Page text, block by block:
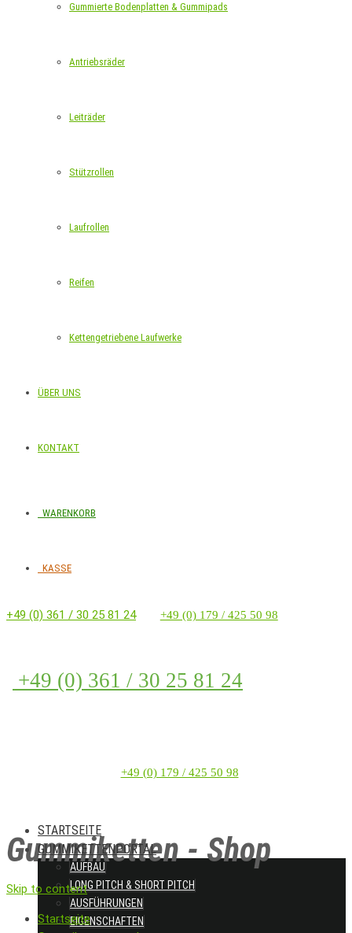
Gummierte Bodenplatten & Gummipads
Antriebsräder
Leiträder
Stützrollen
Laufrollen
Reifen
Kettengetriebene Laufwerke
ÜBER UNS
KONTAKT
WARENKORB
KASSE
+49 (0) 361 / 30 25 81 24 +49 (0) 179 / 425 50 98
+49 (0) 361 / 30 25 81 24
+49 (0) 179 / 425 50 98
Gummiketten - Shop
STARTSEITE
GUMMIKETTENPORTAL
AUFBAU
LONG PITCH & SHORT PITCH
AUSFÜHRUNGEN
EIGENSCHAFTEN
Skip to content
Startseite